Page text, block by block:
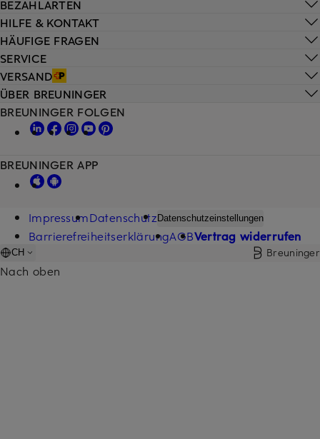
HILFE & KONTAKT
HÄUFIGE FRAGEN
SERVICE
VERSAND
BEZAHLARTEN
ÜBER BREUNINGER
BREUNINGER FOLGEN
BREUNINGER APP
ImpressumDatenschutzDatenschutzeinstellungen
BarrierefreiheitserklärungAGBVertrag widerrufen
CH Breuninger
Nach oben